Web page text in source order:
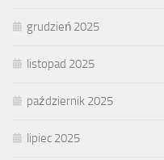
grudzień 2025
listopad 2025
październik 2025
lipiec 2025